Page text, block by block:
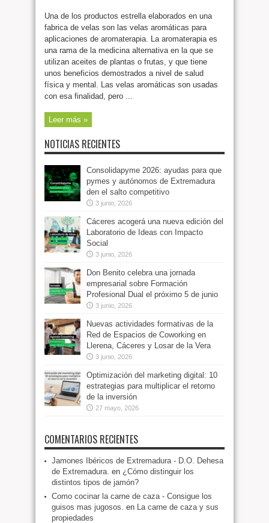
Una de los productos estrella elaborados en una
fabrica de velas son las velas aromáticas para
aplicaciones de aromaterapia. La aromaterapia es
una rama de la medicina alternativa en la que se
utilizan aceites de plantas o frutas, y que tiene
unos beneficios demostrados a nivel de salud
física y mental. Las velas aromáticas son usadas
con esa finalidad, pero ...
Leer más »
NOTICIAS RECIENTES
Consolidapyme 2026: ayudas para que
pymes y autónomos de Extremadura
den el salto competitivo
3 junio, 2026
Cáceres acogerá una nueva edición del
Laboratorio de Ideas con Impacto
Social
3 junio, 2026
Don Benito celebra una jornada
empresarial sobre Formación
Profesional Dual el próximo 5 de junio
3 junio, 2026
Nuevas actividades formativas de la
Red de Espacios de Coworking en
Llerena, Cáceres y Losar de la Vera
3 junio, 2026
Optimización del marketing digital: 10
estrategias para multiplicar el retorno
de la inversión
27 mayo, 2026
COMENTARIOS RECIENTES
Jamones Ibéricos de Extremadura - D.O. Dehesa
de Extremadura. en ¿Cómo distinguir los
distintos tipos de jamón?
Como cocinar la carne de caza - Consigue los
guisos mas jugosos. en La carne de caza y sus
propiedades